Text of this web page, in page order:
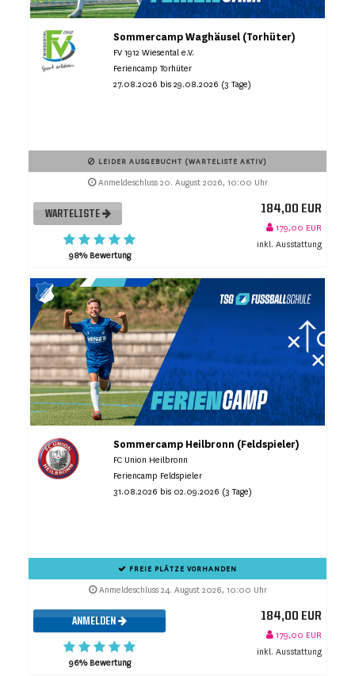
Sommercamp Waghäusel (Torhüter)
FV 1912 Wiesental e.V.
Feriencamp Torhüter
27.08.2026 bis 29.08.2026 (3 Tage)
LEIDER AUSGEBUCHT (WARTELISTE AKTIV)
Anmeldeschluss 20. August 2026, 10:00 Uhr
WARTELISTE
98% Bewertung
184,00 EUR
179,00 EUR
inkl. Ausstattung
Sommercamp Heilbronn (Feldspieler)
FC Union Heilbronn
Feriencamp Feldspieler
31.08.2026 bis 02.09.2026 (3 Tage)
FREIE PLÄTZE VORHANDEN
Anmeldeschluss 24. August 2026, 10:00 Uhr
ANMELDEN
96% Bewertung
184,00 EUR
179,00 EUR
inkl. Ausstattung